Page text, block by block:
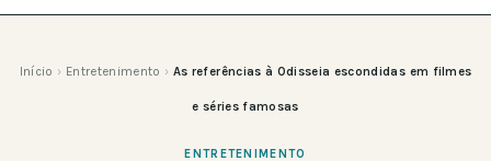
Início › Entretenimento › As referências à Odisseia escondidas em filmes
e séries famosas
ENTRETENIMENTO